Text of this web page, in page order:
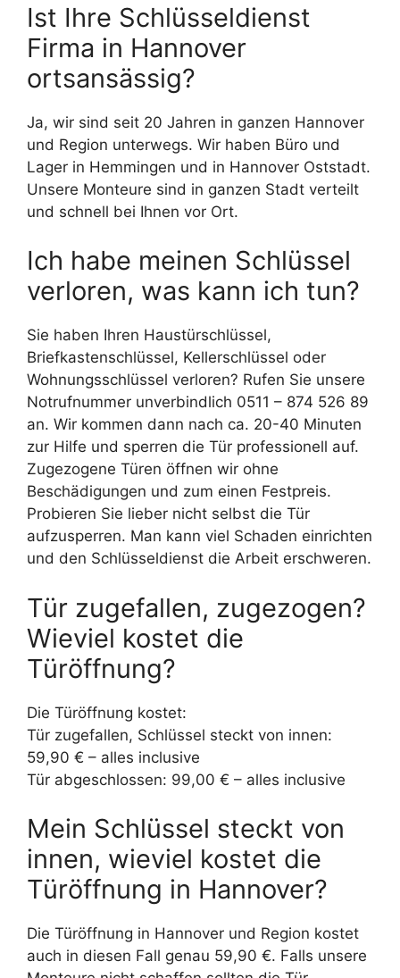
Ist Ihre Schlüsseldienst
Firma in Hannover
ortsansässig?
Ja, wir sind seit 20 Jahren in ganzen Hannover
und Region unterwegs. Wir haben Büro und
Lager in Hemmingen und in Hannover Oststadt.
Unsere Monteure sind in ganzen Stadt verteilt
und schnell bei Ihnen vor Ort.
Ich habe meinen Schlüssel
verloren, was kann ich tun?
Sie haben Ihren Haustürschlüssel,
Briefkastenschlüssel, Kellerschlüssel oder
Wohnungsschlüssel verloren? Rufen Sie unsere
Notrufnummer unverbindlich 0511 – 874 526 89
an. Wir kommen dann nach ca. 20-40 Minuten
zur Hilfe und sperren die Tür professionell auf.
Zugezogene Türen öffnen wir ohne
Beschädigungen und zum einen Festpreis.
Probieren Sie lieber nicht selbst die Tür
aufzusperren. Man kann viel Schaden einrichten
und den Schlüsseldienst die Arbeit erschweren.
Tür zugefallen, zugezogen?
Wieviel kostet die
Türöffnung?
Die Türöffnung kostet:
Tür zugefallen, Schlüssel steckt von innen:
59,90 € – alles inclusive
Tür abgeschlossen: 99,00 € – alles inclusive
Mein Schlüssel steckt von
innen, wieviel kostet die
Türöffnung in Hannover?
Die Türöffnung in Hannover und Region kostet
auch in diesen Fall genau 59,90 €. Falls unsere